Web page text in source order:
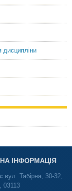
дисципліни
ІНФОРМАЦІЯ
вул. Табірна, 30-32,
03113